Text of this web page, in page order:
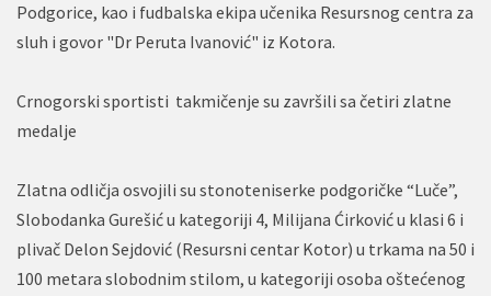
Podgorice, kao i fudbalska ekipa učenika Resursnog centra za
sluh i govor "Dr Peruta Ivanović" iz Kotora.
Crnogorski sportisti takmičenje su završili sa četiri zlatne
medalje
Zlatna odličja osvojili su stonoteniserke podgoričke “Luče”,
Slobodanka Gurešić u kategoriji 4, Milijana Ćirković u klasi 6 i
plivač Delon Sejdović (Resursni centar Kotor) u trkama na 50 i
100 metara slobodnim stilom, u kategoriji osoba oštećenog